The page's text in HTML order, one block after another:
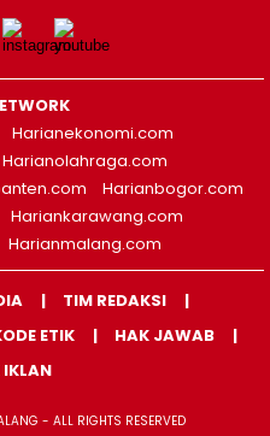
Harianekonomi.com
Harianolahraga.com
Harianbogor.com
Hariankarawang.com
Harianmalang.com
TIM REDAKSI
ETIK
HAK JAWAB
- ALL RIGHTS RESERVED